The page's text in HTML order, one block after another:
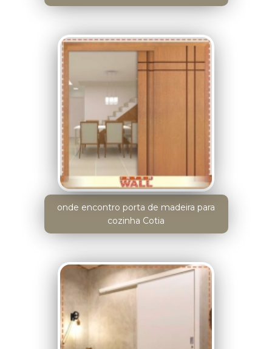
onde encontro porta de madeira para
cozinha Cotia